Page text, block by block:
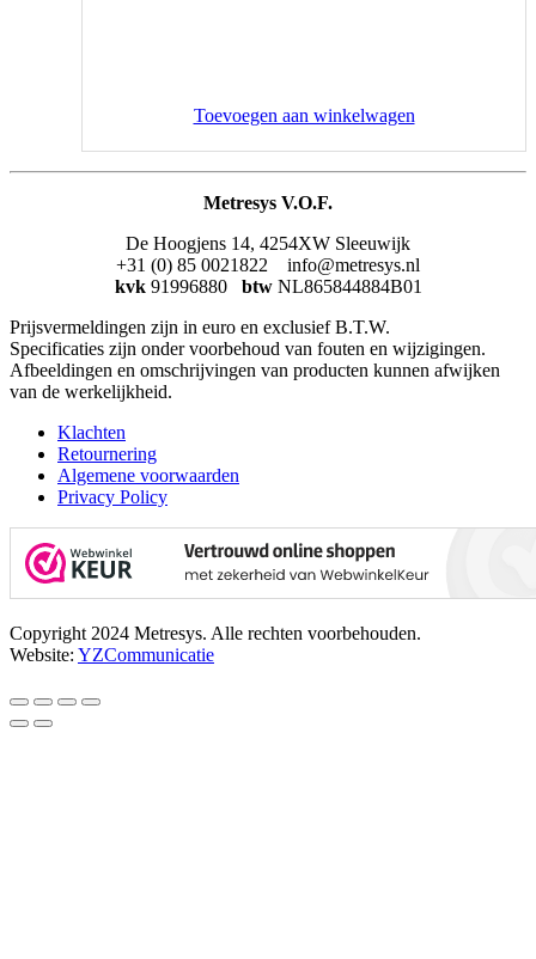
Toevoegen aan winkelwagen
Metresys V.O.F.
De Hoogjens 14, 4254XW Sleeuwijk
+31 (0) 85 0021822 info@metresys.nl
kvk 91996880 btw NL865844884B01
Prijsvermeldingen zijn in euro en exclusief B.T.W.
Specificaties zijn onder voorbehoud van fouten en wijzigingen.
Afbeeldingen en omschrijvingen van producten kunnen afwijken
van de werkelijkheid.
Klachten
Retournering
Algemene voorwaarden
Privacy Policy
Copyright 2024 Metresys. Alle rechten voorbehouden.
Website: YZCommunicatie